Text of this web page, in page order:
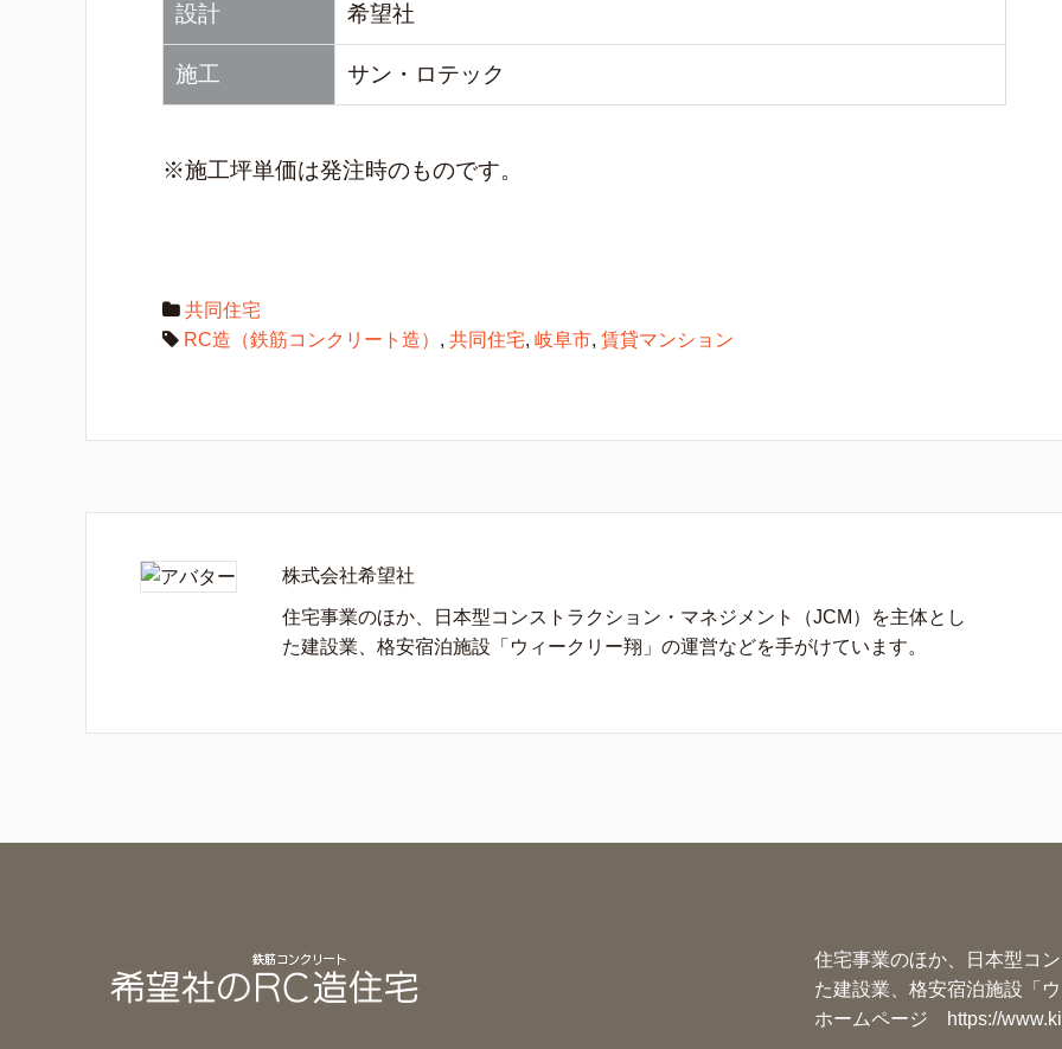
設計 希望社
施工 サン・ロテック
※施工坪単価は発注時のものです。
共同住宅
RC造（鉄筋コンクリート造） , 共同住宅, 岐阜市, 賃貸マンション
株式会社希望社
住宅事業のほか、日本型コンストラクション・マネジメント（JCM）を主体とし
た建設業、格安宿泊施設「ウィークリー翔」の運営などを手がけています。
住宅事業のほか、日本型コ
た建設業、格安宿泊施設「
ホームページ
https://